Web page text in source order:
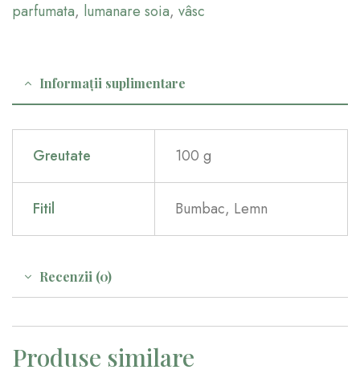
parfumata, lumanare soia, vâsc
Informații suplimentare
Greutate 100 g
Fitil Bumbac, Lemn
Recenzii (0)
Produse similare